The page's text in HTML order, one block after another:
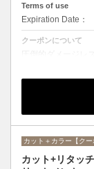
Terms of use
Expiration Date：
クーポンについて
い処方のイノアオ
カット＋カラー【クー
カット+リタッ